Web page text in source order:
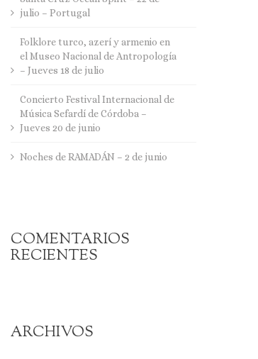
julio – Portugal
Folklore turco, azerí y armenio en
el Museo Nacional de Antropología
– Jueves 18 de julio
Concierto Festival Internacional de
Música Sefardí de Córdoba –
Jueves 20 de junio
Noches de RAMADÁN – 2 de junio
COMENTARIOS
RECIENTES
ARCHIVOS